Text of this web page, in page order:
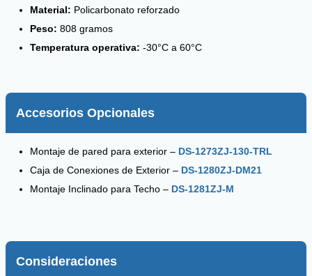
Material: Policarbonato reforzado
Peso: 808 gramos
Temperatura operativa: -30°C a 60°C
Accesorios Opcionales
Montaje de pared para exterior – DS-1273ZJ-130-TRL
Caja de Conexiones de Exterior – DS-1280ZJ-DM21
Montaje Inclinado para Techo – DS-1281ZJ-M
Consideraciones